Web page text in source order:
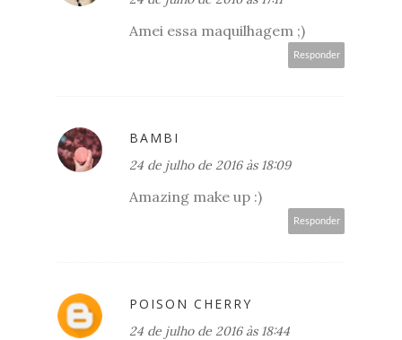
Amei essa maquilhagem ;)
Responder
BAMBI
24 de julho de 2016 às 18:09
Amazing make up :)
Responder
POISON CHERRY
24 de julho de 2016 às 18:44